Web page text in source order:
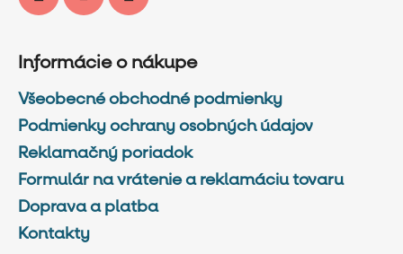
Informácie o nákupe
Všeobecné obchodné podmienky
Podmienky ochrany osobných údajov
Reklamačný poriadok
Formulár na vrátenie a reklamáciu tovaru
Doprava a platba
Kontakty